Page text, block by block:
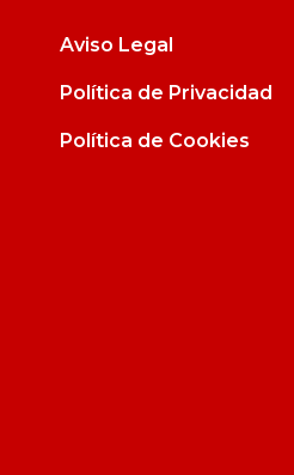
Aviso Legal
Política de Privacidad
Política de Cookies